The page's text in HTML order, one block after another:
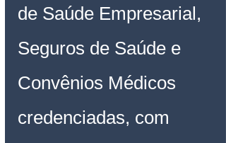
de Saúde Empresarial,
Seguros de Saúde e
Convênios Médicos
credenciadas, com